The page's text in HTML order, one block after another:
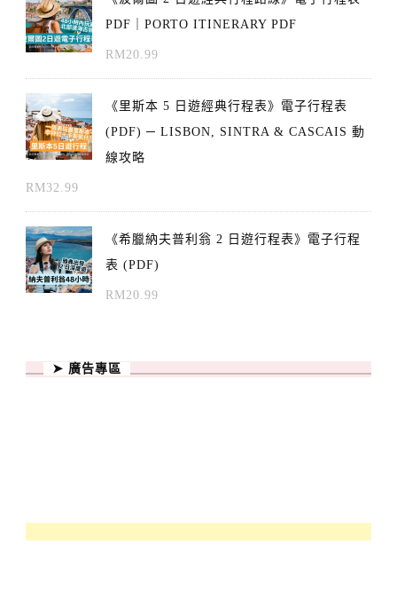
PDF｜PORTO ITINERARY PDF
RM20.99
《里斯本 5 日遊經典行程表》電子行程表
(PDF) ─ LISBON, SINTRA & CASCAIS 動
線攻略
RM32.99
《希臘納夫普利翁 2 日遊行程表》電子行程
表 (PDF)
RM20.99
➤ 廣告專區